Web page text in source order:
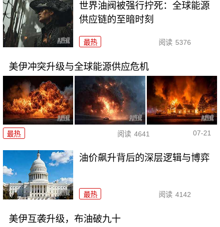
世界油阀被强行拧死：全球能源
供应链的至暗时刻
最热 阅读 5376
美伊冲突升级与全球能源供应危机
最热 阅读 4641 07-21
油价飙升背后的深层逻辑与博弈
最热 阅读 4142
美伊互袭升级，布油破九十